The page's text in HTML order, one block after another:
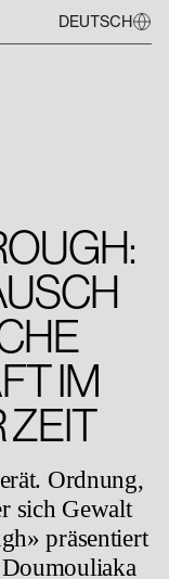
DEUTSCH
IM
ZEIT
Ordnung,
sich Gewalt
präsentiert